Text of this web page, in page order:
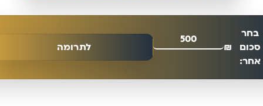
בחר
סכום
אחר:
₪ לתרומה